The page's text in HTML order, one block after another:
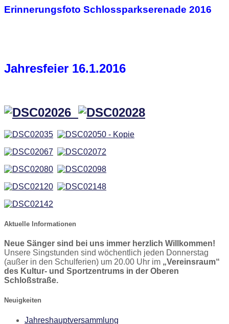
Erinnerungsfoto Schlossparkserenade 2016
Jahresfeier 16.1.2016
Aktuelle Informationen
Neue Sänger sind bei uns immer herzlich Willkommen!
Unsere Singstunden sind wöchentlich jeden Donnerstag
(außer in den Schulferien) um 20.00 Uhr im „Vereinsraum“
des Kultur- und Sportzentrums in der Oberen
Schloßstraße.
Neuigkeiten
Jahreshauptversammlung